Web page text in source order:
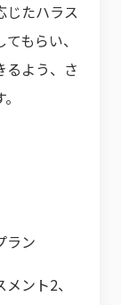
じたハラス
もらい、
るよう、さ
ラン
ント2、